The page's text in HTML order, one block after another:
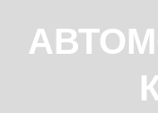
содержимому